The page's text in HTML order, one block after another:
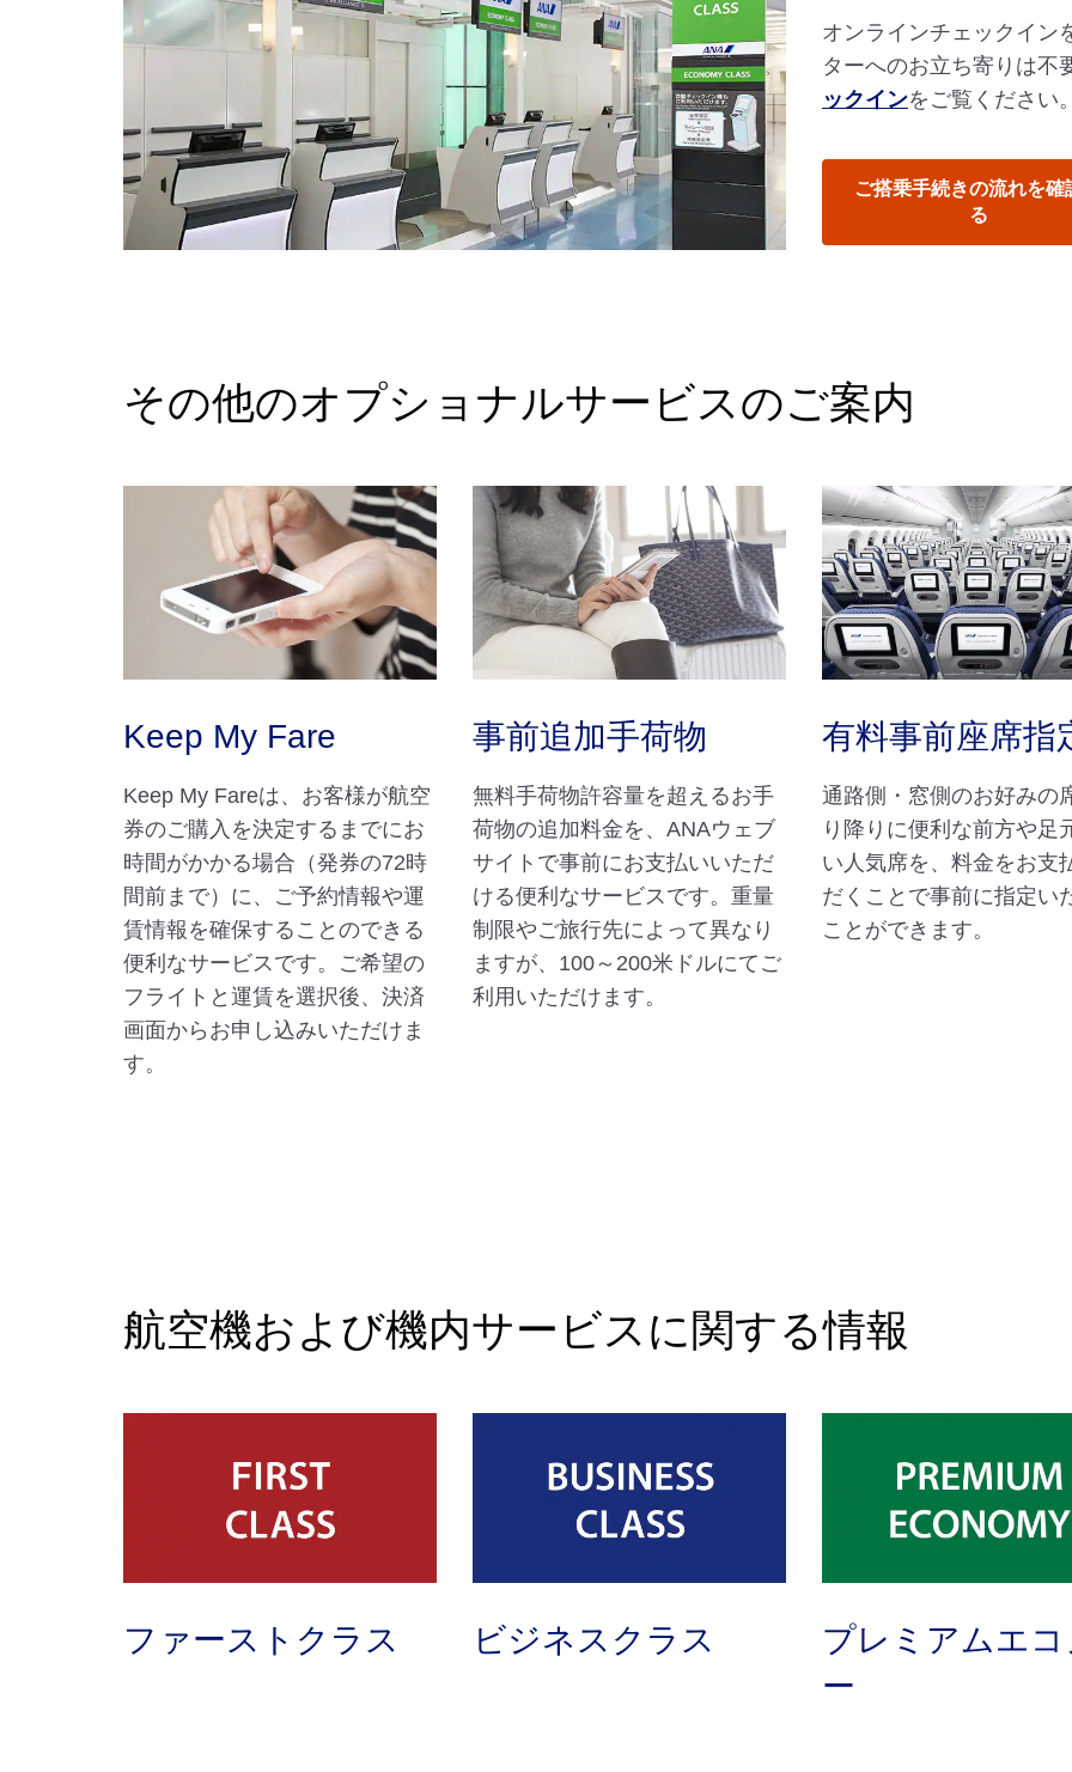
オンラインチェックイン
ターへのお立ち寄りは不
ックインをご覧ください
ご搭乗手続きの流れを確
る
その他のオプショナルサービスのご案内
Keep My Fare
Keep My Fareは、お客様が航空
券のご購入を決定するまでにお
時間がかかる場合（発券の72時
間前まで）に、ご予約情報や運
賃情報を確保することのできる
便利なサービスです。ご希望の
フライトと運賃を選択後、決済
画面からお申し込みいただけま
す。
事前追加手荷物
無料手荷物許容量を超えるお手
荷物の追加料金を、ANAウェブ
サイトで事前にお支払いいただ
ける便利なサービスです。重量
制限やご旅行先によって異なり
ますが、100～200米ドルにてご
利用いただけます。
有料事前座席指
通路側・窓側のお好みの
り降りに便利な前方や足
い人気席を、料金をお支
だくことで事前に指定い
ことができます。
航空機および機内サービスに関する情報
ファーストクラス ビジネスクラス
プレミアムエ
ー